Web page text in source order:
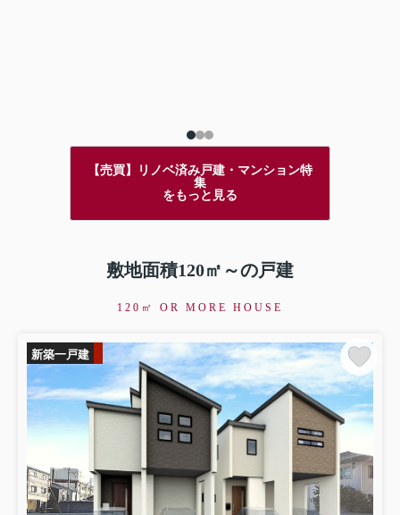
【売買】リノベ済み戸建・マンション特
集
をもっと見る
敷地面積120㎡～の戸建
120㎡ OR MORE HOUSE
新築一戸建